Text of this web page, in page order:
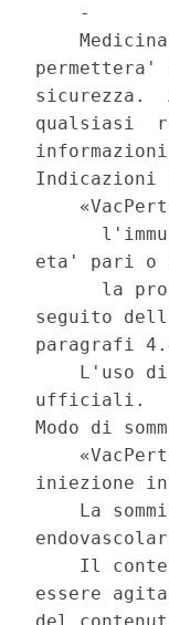
    -
sicurezza.
qualsiasi
Indicazioni
eta' pari o
la
seguito
paragrafi
L'uso
ufficiali.
Modo di
iniezione
La
Il
essere